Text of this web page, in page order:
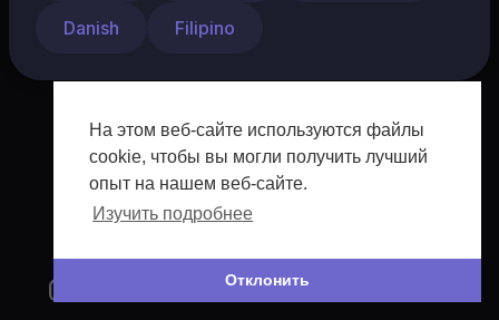
На этом веб-сайте используются файлы
cookie, чтобы вы могли получить лучший
опыт на нашем веб-сайте.
Изучить подробнее
Отклонить
Danish Filipino